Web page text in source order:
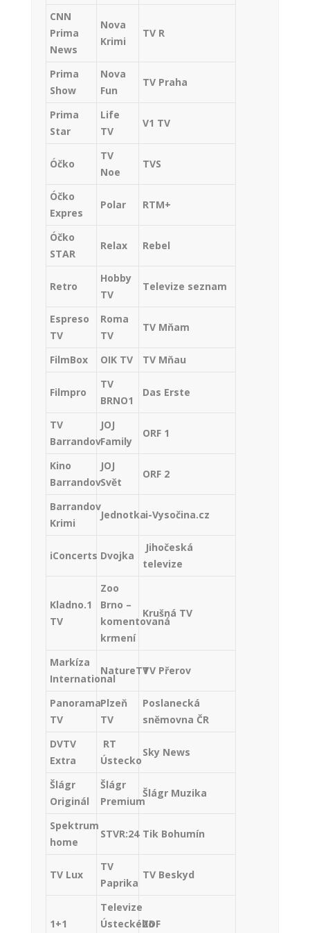
CNN
Prima
News
Nova
Krimi
TV R
Prima
Show
Nova
Fun
TV Praha
Prima
Star
Life
TV
V1 TV
Óčko
TV
Noe
TVS
Óčko
Expres
Polar RTM+
Óčko
STAR
Relax Rebel
Retro
Hobby
TV
Televize seznam
Espreso
TV
Roma
TV
TV Mňam
FilmBox OIK TV TV Mňau
Filmpro
TV
BRNO1
Das Erste
TV
Barrandov
JOJ
Family
ORF 1
Kino
Barrandov
JOJ
Svět
ORF 2
Barrandov
Krimi
Jednotkai-Vysočina.cz
iConcerts Dvojka
Jihočeská
televize
Kladno.1
TV
Zoo
Brno –
komentovaná
krmení
Krušná TV
Markíza
International
NatureTVTV Přerov
Panorama
TV
Plzeň
TV
Poslanecká
sněmovna ČR
DVTV
Extra
RT
Ústecko
Sky News
Šlágr
Originál
Šlágr
Premium
Šlágr Muzika
Spektrum
home
STVR:24 Tik Bohumín
TV Lux
TV
Paprika
TV Beskyd
1+1
Televize
Ústeckého
ZDF